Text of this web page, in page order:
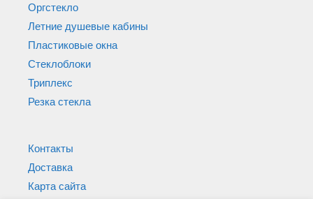
Оргстекло
Летние душевые кабины
Пластиковые окна
Стеклоблоки
Триплекс
Резка стекла
Контакты
Доставка
Карта сайта